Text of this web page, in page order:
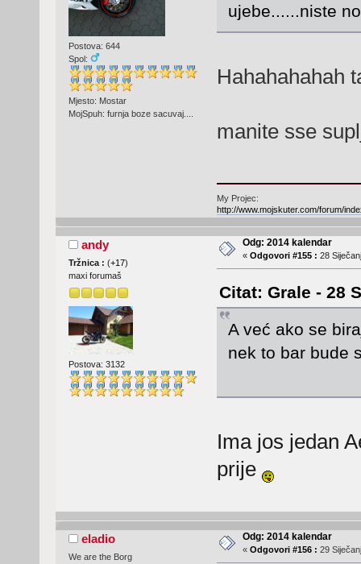
Postova: 644
Spol:
Mjesto: Mostar
MojSpuh: furnja boze sacuvaj....
ujebe......niste
Hahahahahah
manite sse
My Projec:
http://www.mojskuter.com/forum/
andy
Tržnica : (+17)
maxi forumaš
Postova: 3132
Odg: 2014 kalendar
« Odgovori #155 : 28
Citat: Grale - 28
A već ako se
nek to bar bude
Ima jos jedan
prije
eladio
We are the Borg
Odg: 2014 kalendar
« Odgovori #156 : 29